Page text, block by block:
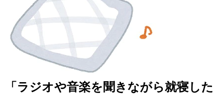
「ラジオや音楽を聞きながら就寝した